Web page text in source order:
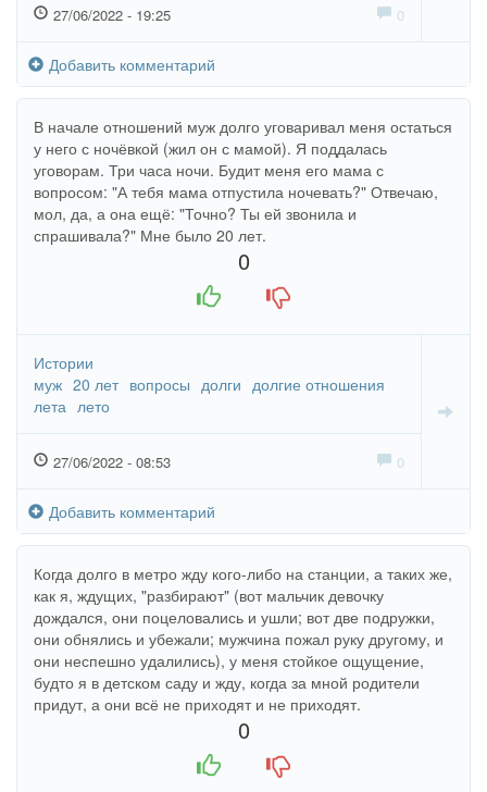
27/06/2022 - 19:25 0
Добавить комментарий
В начале отношений муж долго уговаривал меня остаться
у него с ночёвкой (жил он с мамой). Я поддалась
уговорам. Три часа ночи. Будит меня его мама с
вопросом: "А тебя мама отпустила ночевать?" Отвечаю,
мол, да, а она ещё: "Точно? Ты ей звонила и
спрашивала?" Мне было 20 лет.
0
Истории
муж 20 лет вопросы долги долгие отношения
лета лето
27/06/2022 - 08:53 0
Добавить комментарий
Когда долго в метро жду кого-либо на станции, а таких же,
как я, ждущих, "разбирают" (вот мальчик девочку
дождался, они поцеловались и ушли; вот две подружки,
они обнялись и убежали; мужчина пожал руку другому, и
они неспешно удалились), у меня стойкое ощущение,
будто я в детском саду и жду, когда за мной родители
придут, а они всё не приходят и не приходят.
0